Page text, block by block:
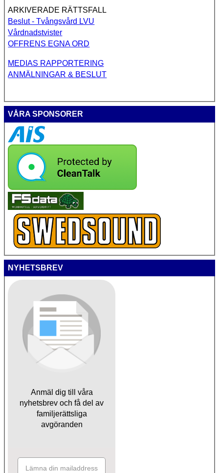
ARKIVERADE RÄTTSFALL
Beslut - Tvångsvård LVU
Vårdnadstvister
OFFRENS EGNA ORD
MEDIAS RAPPORTERING
ANMÄLNINGAR & BESLUT
VÅRA SPONSORER
NYHETSBREV
Anmäl dig till våra
nyhetsbrev och få del av
familjerättsliga
avgöranden